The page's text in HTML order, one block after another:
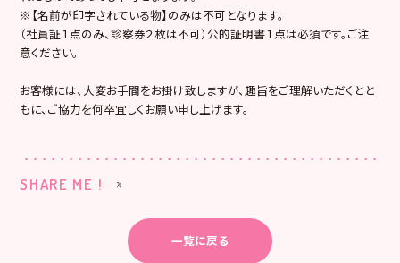
※【名前が印字されている物】のみは不可となります。
（社員証１点のみ、診察券２枚は不可）公的証明書１点は必須です。ご注
意ください。
お客様には、大変お手間をお掛け致しますが、趣旨をご理解いただくとと
もに、ご協力を何卒宜しくお願い申し上げます。
SHARE ME !
一覧に戻る